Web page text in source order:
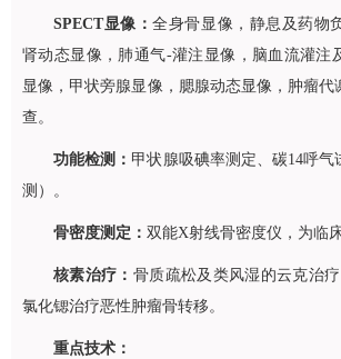
SPECT显像：全身骨显像，静息及药物
肾动态显像，肺通气-灌注显像，脑血流灌注
显像，甲状旁腺显像，腮腺动态显像，肿瘤代
查。
功能检测： 甲状腺吸碘率测定、碳14呼气
测）。
骨密度测定： 双能X射线骨密度仪，为临
核素治疗： 骨质疏松及类风湿的云克治疗
氯化锶治疗恶性肿瘤骨转移。
重点技术：